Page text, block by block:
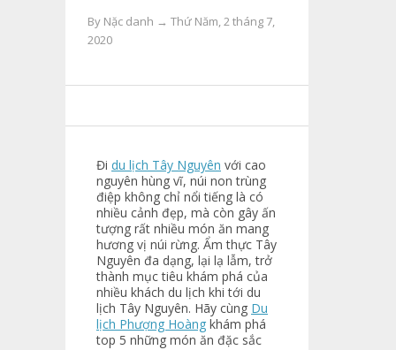
By Nặc danh → Thứ Năm, 2 tháng 7,
2020
Đi du lịch Tây Nguyên với cao
nguyên hùng vĩ, núi non trùng
điệp không chỉ nổi tiếng là có
nhiều cảnh đẹp, mà còn gây ấn
tượng rất nhiều món ăn mang
hương vị núi rừng. Ẩm thực Tây
Nguyên đa dạng, lại lạ lẫm, trở
thành mục tiêu khám phá của
nhiều khách du lịch khi tới du
lịch Tây Nguyên. Hãy cùng Du
lịch Phượng Hoàng khám phá
top 5 những món ăn đặc sắc